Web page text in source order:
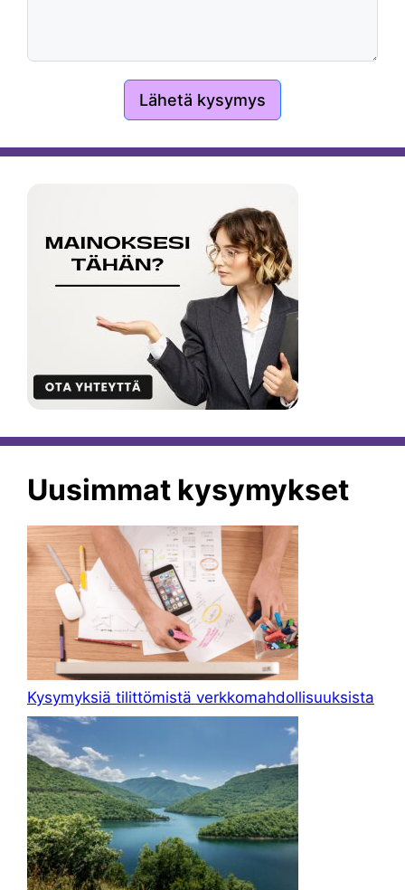
Lähetä kysymys
Uusimmat kysymykset
Kysymyksiä tilittömistä verkkomahdollisuuksista